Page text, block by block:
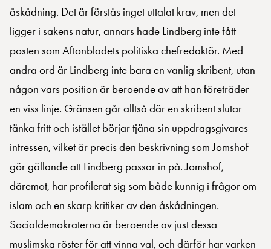
åskådning. Det är förstås inget uttalat krav, men det
ligger i sakens natur, annars hade Lindberg inte fått
posten som Aftonbladets politiska chefredaktör. Med
andra ord är Lindberg inte bara en vanlig skribent, utan
någon vars position är beroende av att han företräder
en viss linje. Gränsen går alltså där en skribent slutar
tänka fritt och istället börjar tjäna sin uppdragsgivares
intressen, vilket är precis den beskrivning som Jomshof
gör gällande att Lindberg passar in på. Jomshof,
däremot, har profilerat sig som både kunnig i frågor om
islam och en skarp kritiker av den åskådningen.
Socialdemokraterna är beroende av just dessa
muslimska röster för att vinna val, och därför har varken